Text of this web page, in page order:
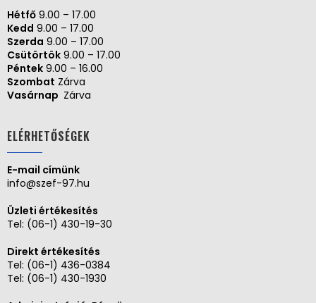
Hétfő 9.00 – 17.00
Kedd 9.00 – 17.00
Szerda 9.00 – 17.00
Csütörtök 9.00 – 17.00
Péntek 9.00 – 16.00
Szombat Zárva
Vasárnap Zárva
ELÉRHETŐSÉGEK
E-mail címünk
info@szef-97.hu
Üzleti értékesítés
Tel: (06-1) 430-19-30
Direkt értékesítés
Tel: (06-1) 436-0384
Tel: (06-1) 430-1930